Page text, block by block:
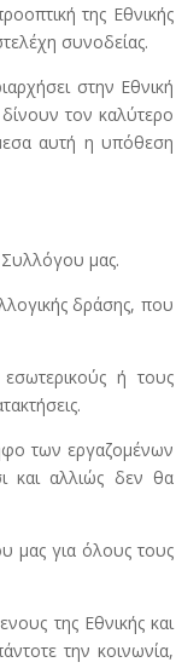
της Εθνικής
συνοδείας.
στην Εθνική
τον καλύτερο
αυτή η υπόθεση
μας.
δράσης, που
ή τους
των εργαζομένων
και αλλιώς δεν θα
μας για όλους τους
της Εθνικής και
την κοινωνία,